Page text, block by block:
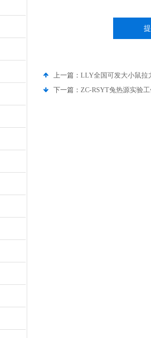
上一篇： LLY全国可发大小鼠拉
下一篇： ZC-RSYT兔热源实验